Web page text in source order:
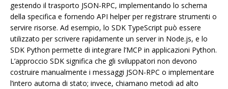
gestendo il trasporto JSON-RPC, implementando lo schema
della specifica e fornendo API helper per registrare strumenti o
servire risorse. Ad esempio, lo SDK TypeScript può essere
utilizzato per scrivere rapidamente un server in Node.js, e lo
SDK Python permette di integrare l’MCP in applicazioni Python.
L’approccio SDK significa che gli sviluppatori non devono
costruire manualmente i messaggi JSON-RPC o implementare
l’intero automa di stato; invece, chiamano metodi ad alto